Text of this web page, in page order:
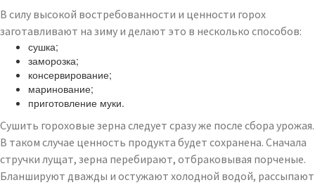
В силу высокой востребованности и ценности горох
заготавливают на зиму и делают это в несколько способов:
сушка;
заморозка;
консервирование;
маринование;
приготовление муки.
Сушить гороховые зерна следует сразу же после сбора урожая.
В таком случае ценность продукта будет сохранена. Сначала
стручки лущат, зерна перебирают, отбраковывая порченые.
Бланшируют дважды и остужают холодной водой, рассыпают